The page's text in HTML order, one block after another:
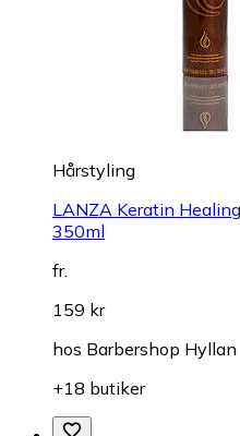
Hårstyling
LANZA Keratin
350ml
fr.
159 kr
hos Barbershop Hyllan
+18 butiker